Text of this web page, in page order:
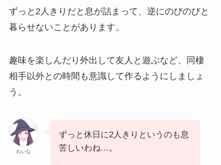
ずっと2人きりだと息が詰まって、逆にのびのびと
暮らせないことがあります。
趣味を楽しんだり外出して友人と遊ぶなど、同棲
相手以外との時間も意識して作るようにしましょ
う。
れいな
ずっと休日に2人きりというのも息
苦しいわね…。